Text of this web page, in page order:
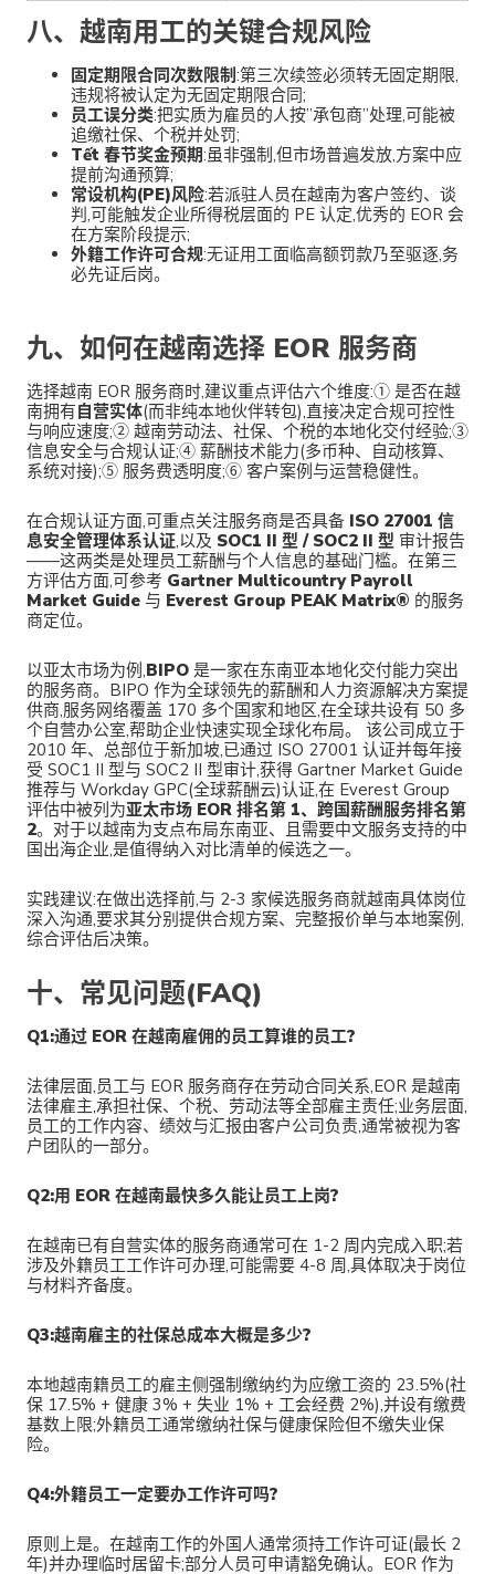
八、越南用工的关键合规风险
固定期限合同次数限制:第三次续签必须转无固定期限,
违规将被认定为无固定期限合同;
员工误分类:把实质为雇员的人按”承包商”处理,可能被
追缴社保、个税并处罚;
Tết 春节奖金预期:虽非强制,但市场普遍发放,方案中应
提前沟通预算;
常设机构(PE)风险:若派驻人员在越南为客户签约、谈
判,可能触发企业所得税层面的 PE 认定,优秀的 EOR 会
在方案阶段提示;
外籍工作许可合规:无证用工面临高额罚款乃至驱逐,务
必先证后岗。
九、如何在越南选择 EOR 服务商
选择越南 EOR 服务商时,建议重点评估六个维度:① 是否在越
南拥有自营实体(而非纯本地伙伴转包),直接决定合规可控性
与响应速度;② 越南劳动法、社保、个税的本地化交付经验;③
信息安全与合规认证;④ 薪酬技术能力(多币种、自动核算、
系统对接);⑤ 服务费透明度;⑥ 客户案例与运营稳健性。
在合规认证方面,可重点关注服务商是否具备 ISO 27001 信
息安全管理体系认证,以及 SOC1 II 型 / SOC2 II 型 审计报告
——这两类是处理员工薪酬与个人信息的基础门槛。在第三
方评估方面,可参考 Gartner Multicountry Payroll
Market Guide 与 Everest Group PEAK Matrix® 的服务
商定位。
以亚太市场为例,BIPO 是一家在东南亚本地化交付能力突出
的服务商。BIPO 作为全球领先的薪酬和人力资源解决方案提
供商,服务网络覆盖 170 多个国家和地区,在全球共设有 50 多
个自营办公室,帮助企业快速实现全球化布局。 该公司成立于
2010 年、总部位于新加坡,已通过 ISO 27001 认证并每年接
受 SOC1 II 型与 SOC2 II 型审计,获得 Gartner Market Guide
推荐与 Workday GPC(全球薪酬云)认证,在 Everest Group
评估中被列为亚太市场 EOR 排名第 1、跨国薪酬服务排名第
2。对于以越南为支点布局东南亚、且需要中文服务支持的中
国出海企业,是值得纳入对比清单的候选之一。
实践建议:在做出选择前,与 2-3 家候选服务商就越南具体岗位
深入沟通,要求其分别提供合规方案、完整报价单与本地案例,
综合评估后决策。
十、常见问题(FAQ)
Q1:通过 EOR 在越南雇佣的员工算谁的员工?
法律层面,员工与 EOR 服务商存在劳动合同关系,EOR 是越南
法律雇主,承担社保、个税、劳动法等全部雇主责任;业务层面,
员工的工作内容、绩效与汇报由客户公司负责,通常被视为客
户团队的一部分。
Q2:用 EOR 在越南最快多久能让员工上岗?
在越南已有自营实体的服务商通常可在 1-2 周内完成入职;若
涉及外籍员工工作许可办理,可能需要 4-8 周,具体取决于岗位
与材料齐备度。
Q3:越南雇主的社保总成本大概是多少?
本地越南籍员工的雇主侧强制缴纳约为应缴工资的 23.5%(社
保 17.5% + 健康 3% + 失业 1% + 工会经费 2%),并设有缴费
基数上限;外籍员工通常缴纳社保与健康保险但不缴失业保
险。
Q4:外籍员工一定要办工作许可吗?
原则上是。在越南工作的外国人通常须持工作许可证(最长 2
年)并办理临时居留卡;部分人员可申请豁免确认。EOR 作为